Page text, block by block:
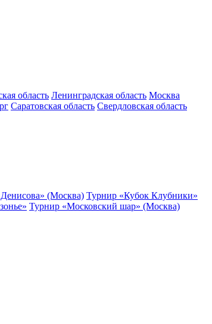
область Ленинградская область Москва
Саратовская область Свердловская область
(Москва) Турнир «Кубок Клубники»
Турнир «Московский шар» (Москва)